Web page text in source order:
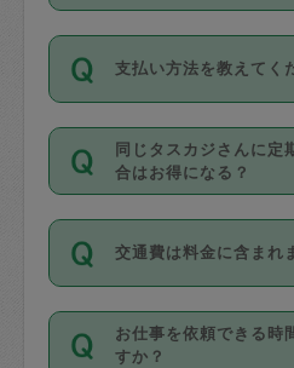
利用ください。機能
の上事前申請するこ
お、3時間を下回っ
いません。
11種類の価格帯の中
身が価格を選んで設
タスカジさんの価格
があり、レビュー件
値、などで除々に設
がっていく仕組みに
支払い方法を教えてく
お支払方法はクレジ
Master／JCB／
Diners Club）のみ
を行う際にご入力く
ル登録時にはご入力
丈夫です。
デビットカード・プ
同じタスカジさんに定
合はお得になる？
依頼には「スポット
隔週）」があり、「
ポット」よりお得な
す。
定期の最低利用回数
交通費は料金に含まれ
交通費は依頼料金と
料金のご請求と合わ
お仕事を依頼できる時
すか？